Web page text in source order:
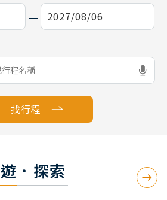
找行程
遊．探索